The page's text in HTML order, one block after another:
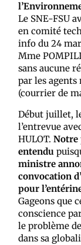
Le SNE-FSU
en comité
info du 24
Mme
sans aucune
par les agents
(courrier de
Début juillet,
l’entrevue
HULOT.Notre
entendu
ministre
convocation
pour
Gageons que
conscience
le problème
dans sa